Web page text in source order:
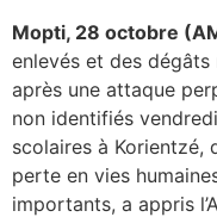
Mopti, 28 octobre
enlevés et des
après une attaque
non identifiés
scolaires à Korientzé,
perte en vies
importants, a appris